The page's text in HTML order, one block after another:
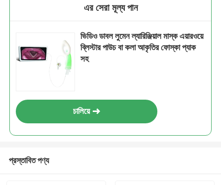
এর সেরা মূল্য পান
ভিডিও ডাবল লুমেন ল্যারিঞ্জিয়াল মাস্ক এয়ারওয়ে
ব্লিস্টার পাউচ বা কলা আকৃতির ফোস্কা প্যাক
সহ
চালিয়ে
প্রস্তাবিত পণ্য